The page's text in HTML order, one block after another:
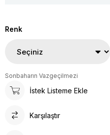
Renk
Sonbaharın Vazgeçilmezi
İstek Listeme Ekle
Karşılaştır